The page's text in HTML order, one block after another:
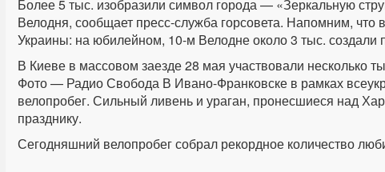
Более 5 тыс. изобразили символ города — «Зеркальную
Велодня, сообщает пресс-служба горсовета. Напомним, что
Украины: на юбилейном, 10-м Велодне около 3 тыс. создали
В Киеве в массовом заезде 28 мая участвовали несколько
Фото — Радио Свобода В Ивано-Франковске в рамках
велопробег. Сильный ливень и ураган, пронесшиеся над
празднику.
Сегодняшний велопробег собрал рекордное количество